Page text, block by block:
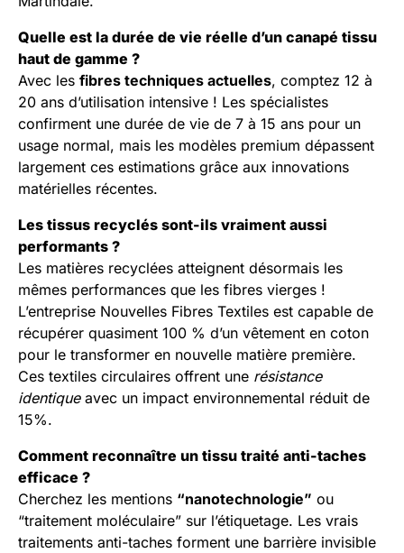
Quelle est la durée de vie réelle d’un canapé tissu
haut de gamme ?
Avec les fibres techniques actuelles, comptez 12 à
20 ans d’utilisation intensive ! Les spécialistes
confirment une durée de vie de 7 à 15 ans pour un
usage normal, mais les modèles premium dépassent
largement ces estimations grâce aux innovations
matérielles récentes.
Les tissus recyclés sont-ils vraiment aussi
performants ?
Les matières recyclées atteignent désormais les
mêmes performances que les fibres vierges !
L’entreprise Nouvelles Fibres Textiles est capable de
récupérer quasiment 100 % d’un vêtement en coton
pour le transformer en nouvelle matière première.
Ces textiles circulaires offrent une résistance
identiqueavec un impact environnemental réduit de
15%.
Comment reconnaître un tissu traité anti-taches
efficace ?
Cherchez les mentions “nanotechnologie” ou
“traitement moléculaire” sur l’étiquetage. Les vrais
traitements anti-taches forment une barrière invisible